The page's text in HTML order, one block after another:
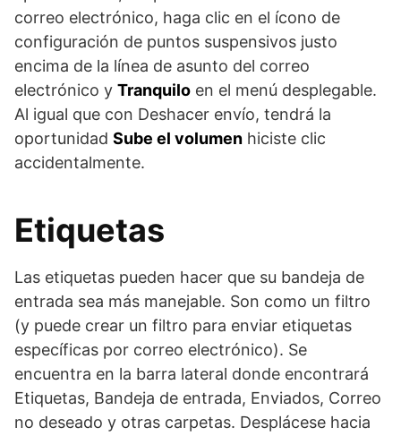
correo electrónico, haga clic en el ícono de
configuración de puntos suspensivos justo
encima de la línea de asunto del correo
electrónico y Tranquilo en el menú desplegable.
Al igual que con Deshacer envío, tendrá la
oportunidad Sube el volumen hiciste clic
accidentalmente.
Etiquetas
Las etiquetas pueden hacer que su bandeja de
entrada sea más manejable. Son como un filtro
(y puede crear un filtro para enviar etiquetas
específicas por correo electrónico). Se
encuentra en la barra lateral donde encontrará
Etiquetas, Bandeja de entrada, Enviados, Correo
no deseado y otras carpetas. Desplácese hacia